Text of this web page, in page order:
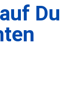
Du